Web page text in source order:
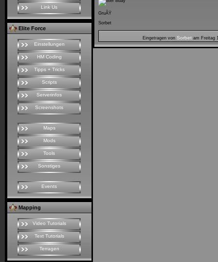
Link Us
Elite Force
Einstellungen
HM Coding
Tipps + Tricks
Scripts
Serverinfos
Screenshots
Maps
Mods
Tools
Sonstiges
Events
Mapping
Video Tutorials
Text Tutorials
Terragen
GruÃŸ
Sorbet
Eingetragen von Sorbetam Freitag